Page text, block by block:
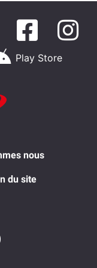
Play Store
nous
du site